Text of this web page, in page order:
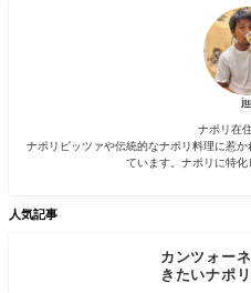
ナポリ在
ナポリピッツァや伝統的なナポリ料理に惹
ています。ナポリに特化
人気記事
カンツォー
きたいナポ